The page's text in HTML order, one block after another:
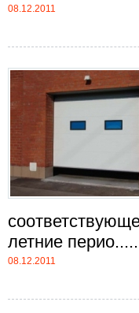
08.12.2011
летние
08.12.2011